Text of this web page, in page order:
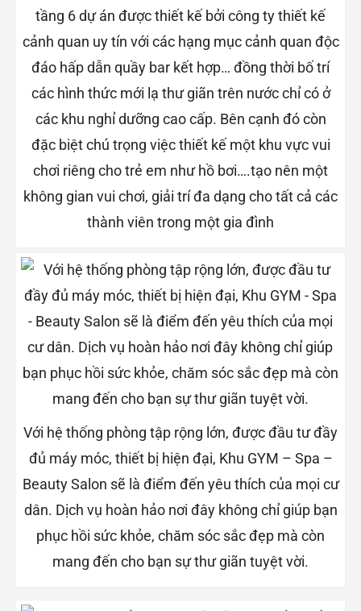
tầng 6 dự án được thiết kế bởi công ty thiết kế
cảnh quan uy tín với các hạng mục cảnh quan độc
đáo hấp dẫn quầy bar kết hợp… đồng thời bố trí
các hình thức mới lạ thư giãn trên nước chỉ có ở
các khu nghỉ dưỡng cao cấp. Bên cạnh đó còn
đặc biệt chú trọng việc thiết kế một khu vực vui
chơi riêng cho trẻ em như hồ bơi….tạo nên một
không gian vui chơi, giải trí đa dạng cho tất cả các
thành viên trong một gia đình
Với hệ thống phòng tập rộng lớn, được đầu tư đầy
đủ máy móc, thiết bị hiện đại, Khu GYM – Spa –
Beauty Salon sẽ là điểm đến yêu thích của mọi cư
dân. Dịch vụ hoàn hảo nơi đây không chỉ giúp bạn
phục hồi sức khỏe, chăm sóc sắc đẹp mà còn
mang đến cho bạn sự thư giãn tuyệt vời.